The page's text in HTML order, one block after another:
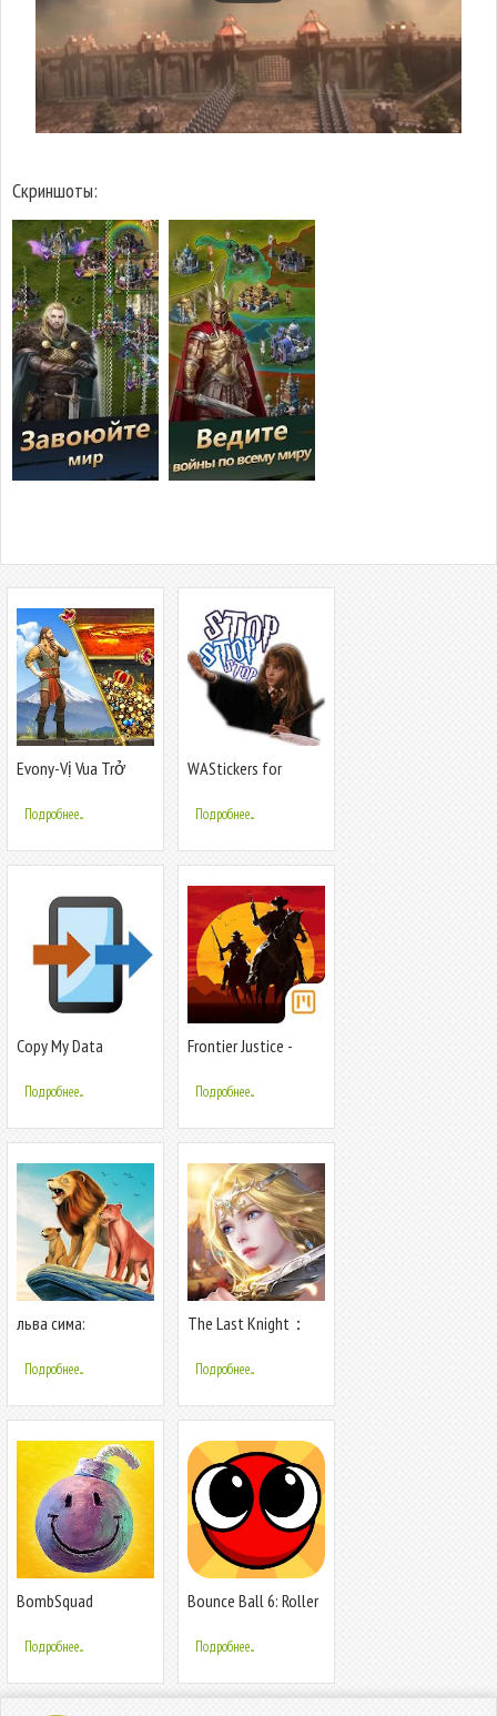
Скриншоты:
Evony-Vị Vua Trở
Подробнее...
WAStickers for
Подробнее...
Copy My Data
Подробнее...
Frontier Justice -
Дикий Запад
Подробнее...
льва сима:
Подробнее...
The Last Knight：
Подробнее...
BombSquad
Подробнее...
Bounce Ball 6: Roller
Подробнее...